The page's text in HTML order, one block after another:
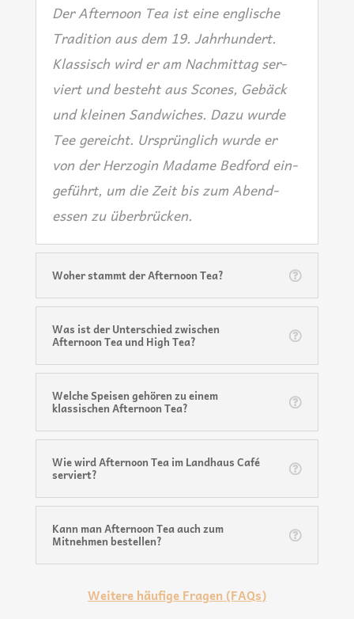
Der After­noon Tea ist eine eng­li­sche
Tra­di­ti­on aus dem 19. Jahr­hun­dert.
Klas­sisch wird er am Nach­mit­tag ser­
viert und besteht aus Sco­nes, Gebäck
und klei­nen Sand­wi­ches. Dazu wur­de
Tee gereicht. Ursprüng­lich wur­de er
von der Her­zo­gin Madame Bedford ein­
ge­führt, um die Zeit bis zum Abend­
essen zu überbrücken.
Woher stammt der Afternoon Tea?
Was ist der Unterschied zwischen
Afternoon Tea und High Tea?
Welche Speisen gehören zu einem
klassischen Afternoon Tea?
Wie wird Afternoon Tea im Landhaus Café
serviert?
Kann man Afternoon Tea auch zum
Mitnehmen bestellen?
Weitere häufige Fragen (FAQs)